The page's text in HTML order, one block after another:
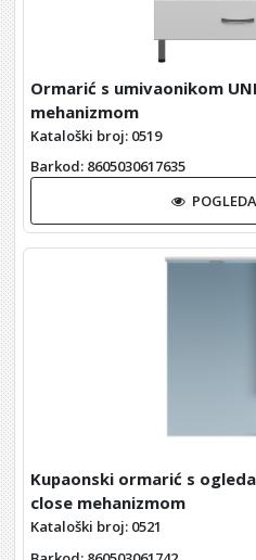
Ormarić s umivaonikom
mehanizmom
Kataloški broj: 0519
Barkod: 8605030617635
Kupaonski ormarić s
close mehanizmom
Kataloški broj: 0521